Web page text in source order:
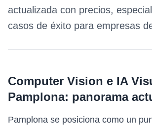
actualizada con precios,
casos de éxito para empresas
Computer Vision e IA
Pamplona: panorama
Pamplona se posiciona como un